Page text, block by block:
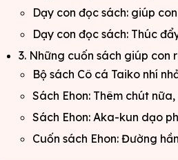
Dạy con đọc sách: giúp
Dạy con đọc sách: Thúc
3. Những cuốn sách giúp con
Bộ sách Cô cá Taiko nhí
Sách Ehon: Thêm chút
Sách Ehon: Aka-kun dạo
Cuốn sách Ehon: Đường